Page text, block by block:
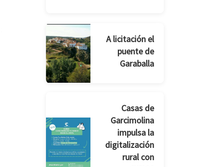
A licitación el
puente de
Garaballa
Casas de
Garcimolina
impulsa la
digitalización
rural con